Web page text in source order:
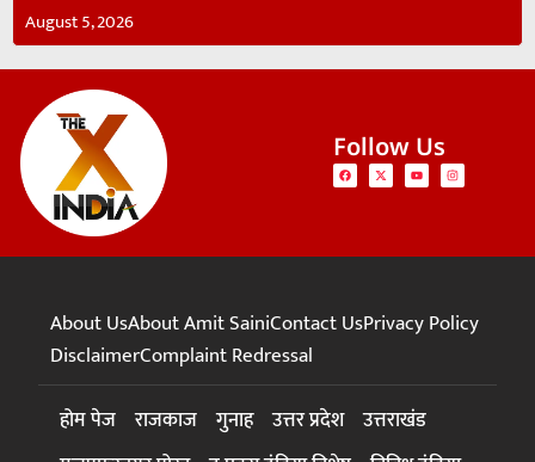
August 5, 2026
Follow Us
About UsAbout Amit SainiContact UsPrivacy Policy
DisclaimerComplaint Redressal
होम पेज राजकाज गुनाह उत्तर प्रदेश उत्तराखंड